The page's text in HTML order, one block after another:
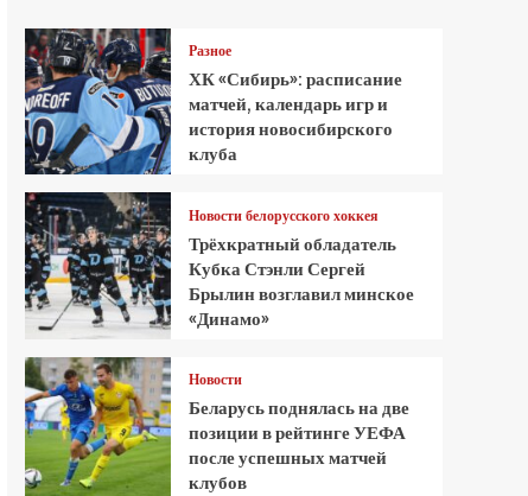
Разное
ХК «Сибирь»: расписание
матчей, календарь игр и
история новосибирского
клуба
Новости белорусского хоккея
Трёхкратный обладатель
Кубка Стэнли Сергей
Брылин возглавил минское
«Динамо»
Новости
Беларусь поднялась на две
позиции в рейтинге УЕФА
после успешных матчей
клубов